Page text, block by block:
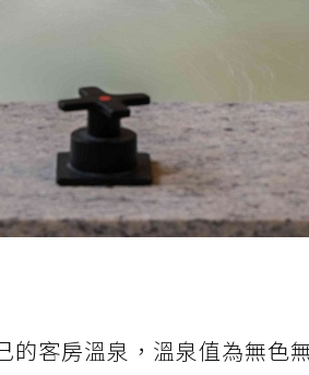
的客房溫泉，溫泉值為無色